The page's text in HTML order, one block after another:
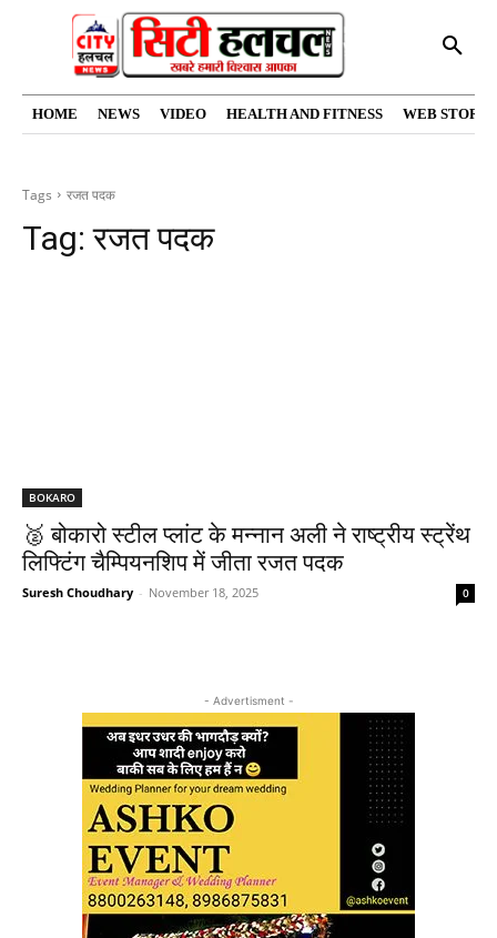
HOME NEWS VIDEO HEALTH AND FITNESS WEB
Tags रजत पदक
Tag:रजत पदक
BOKARO
🥈 बोकारो स्टील प्लांट के मन्नान अली ने राष्ट्रीय स्ट्रेंथ
लिफ्टिंग चैम्पियनशिप में जीता रजत पदक
Suresh Choudhary - November 18, 2025 0
- Advertisment -